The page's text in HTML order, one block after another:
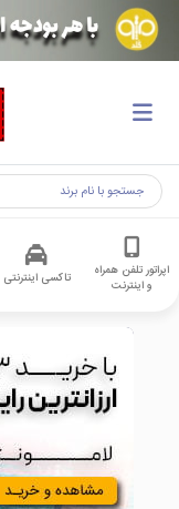
اپراتور تلفن همراه
و اینترنت
تاکسی اینترنتی